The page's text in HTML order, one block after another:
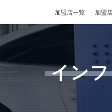
加盟店一覧 加盟
イン